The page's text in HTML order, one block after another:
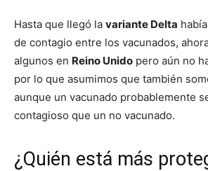
Hasta que llegó la variante Delta
de contagio entre los vacunados,
algunos en Reino Unido pero aún no
por lo que asumimos que también
aunque un vacunado probablemente
contagioso que un no vacunado.
¿Quién está más